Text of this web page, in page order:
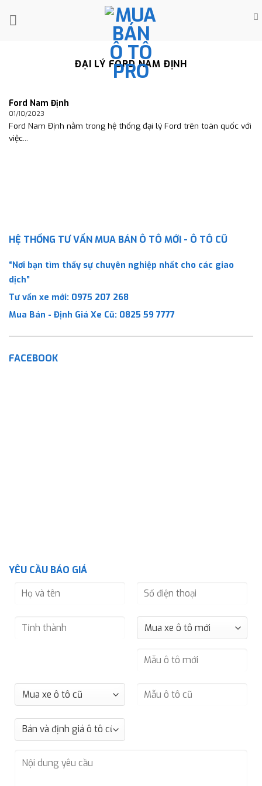
ĐẠI LÝ FORD NAM ĐỊNH
Ford Nam Định
01/10/2023
Ford Nam Định nằm trong hệ thống đại lý Ford trên toàn quốc với
việc...
HỆ THỐNG TƯ VẤN MUA BÁN Ô TÔ MỚI - Ô TÔ CŨ
“Nơi bạn tìm thấy sự chuyên nghiệp nhất cho các giao
dịch”
Tư vấn xe mới: 0975 207 268
Mua Bán - Định Giá Xe Cũ: 0825 59 7777
FACEBOOK
YÊU CẦU BÁO GIÁ